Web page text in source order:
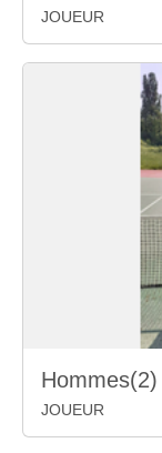
JOUEUR
JOUEUR